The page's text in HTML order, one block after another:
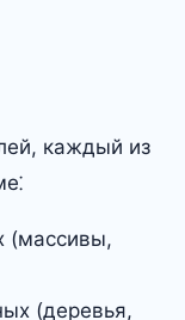
каждый из
(массивы,
(деревья,